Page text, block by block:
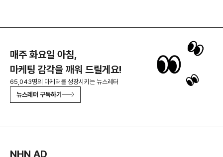
매주 화요일 아침,
마케팅 감각을 깨워 드릴게요!
65,043명의 마케터를 성장시키는 뉴스레터
뉴스레터 구독하기
NHN AD